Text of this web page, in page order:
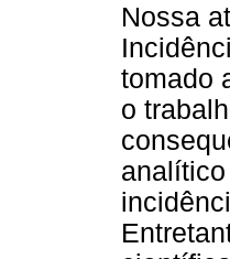
Nossa
tomado
o